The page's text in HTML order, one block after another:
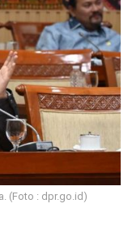
(Foto : dpr.go.id)